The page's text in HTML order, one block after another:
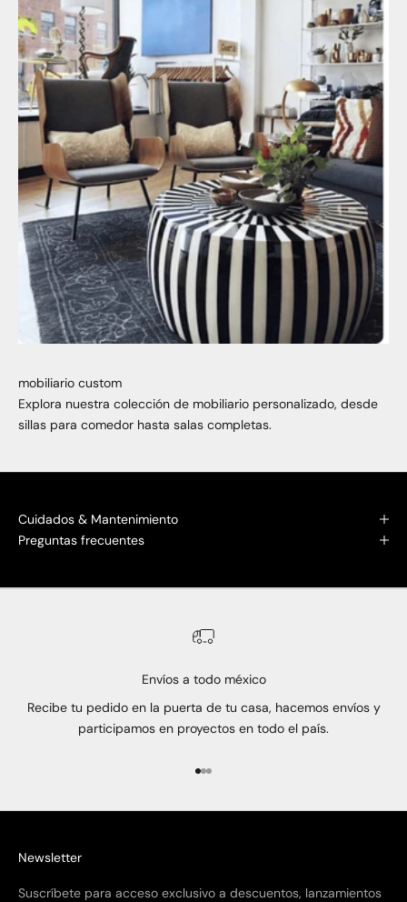
mobiliario custom
Explora nuestra colección de mobiliario personalizado, desde
sillas para comedor hasta salas completas.
Cuidados & Mantenimiento
Preguntas frecuentes
Envíos a todo méxico
Recibe tu pedido en la puerta de tu casa, hacemos envíos y
participamos en proyectos en todo el país.
Ir al artículo 1
Ir al artículo 2
Ir al artículo 3
Newsletter
Suscríbete para acceso exclusivo a descuentos, lanzamientos